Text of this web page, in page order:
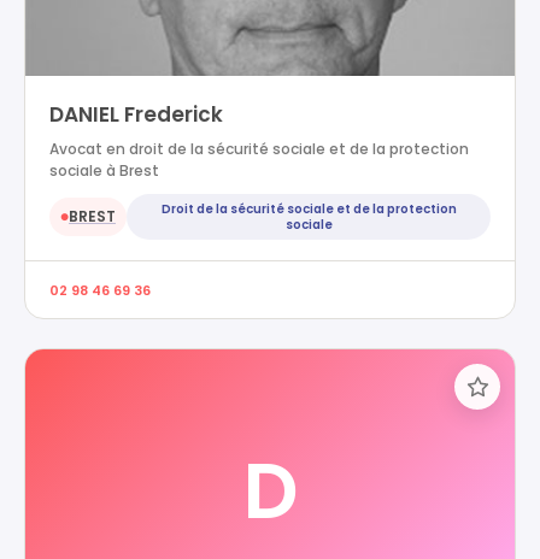
DANIEL Frederick
Avocat en droit de la sécurité sociale et de la protection
sociale à Brest
●BREST
Droit de la sécurité sociale et de la protection
sociale
02 98 46 69 36
D